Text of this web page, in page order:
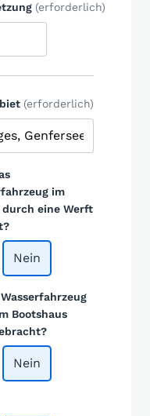
(erforderlich)
(erforderlich)
im
eine Werft
Nein
Bootshaus
Nein